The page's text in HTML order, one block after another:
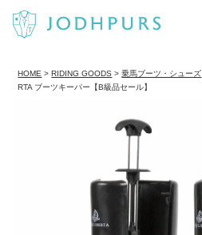
HOME RIDING GOODS 乗馬ブーツ・シューズ
RTA ブーツキーパー【B級品セール】